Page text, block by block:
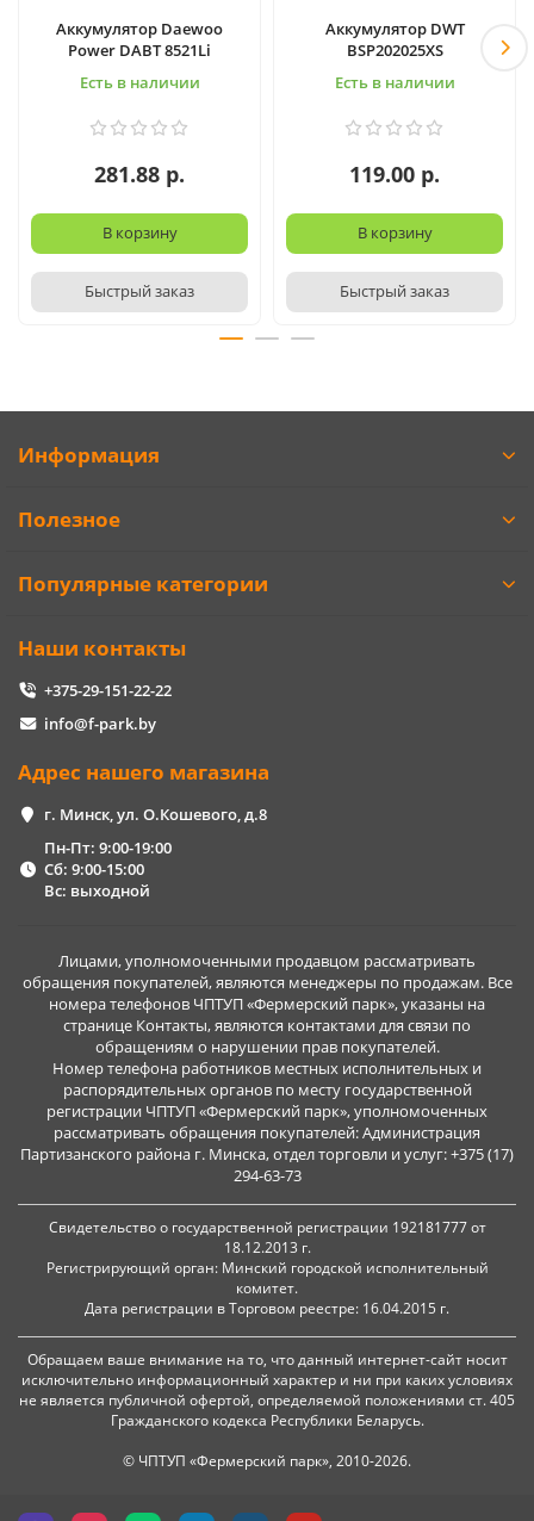
Аккумулятор Daewoo
Power DABT 8521Li
Есть в наличии
281.88 р.
В корзину
Быстрый заказ
Аккумулятор DWT
BSP202025XS
Есть в наличии
119.00 р.
В корзину
Быстрый заказ
Информация
Полезное
Популярные категории
Наши контакты
+375-29-151-22-22
info@f-park.by
Адрес нашего магазина
г. Минск, ул. О.Кошевого, д.8
Пн-Пт: 9:00-19:00
Сб: 9:00-15:00
Вс: выходной
Лицами, уполномоченными продавцом рассматривать
обращения покупателей, являются менеджеры по продажам. Все
номера телефонов ЧПТУП «Фермерский парк», указаны на
странице Контакты, являются контактами для связи по
обращениям о нарушении прав покупателей.
Номер телефона работников местных исполнительных и
распорядительных органов по месту государственной
регистрации ЧПТУП «Фермерский парк», уполномоченных
рассматривать обращения покупателей: Администрация
Партизанского района г. Минска, отдел торговли и услуг: +375 (17)
294-63-73
Свидетельство о государственной регистрации 192181777 от
18.12.2013 г.
Регистрирующий орган: Минский городской исполнительный
комитет.
Дата регистрации в Торговом реестре: 16.04.2015 г.
Обращаем ваше внимание на то, что данный интернет-сайт носит
исключительно информационный характер и ни при каких условиях
не является публичной офертой, определяемой положениями ст. 405
Гражданского кодекса Республики Беларусь.
© ЧПТУП «Фермерский парк», 2010-2026.